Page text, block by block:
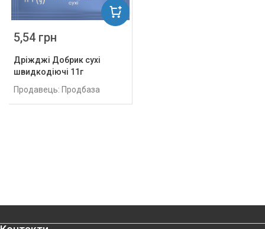
Дріжджі Добрик сухі
швидкодіючі 11г
Продавець: Продбаза
5,54 грн